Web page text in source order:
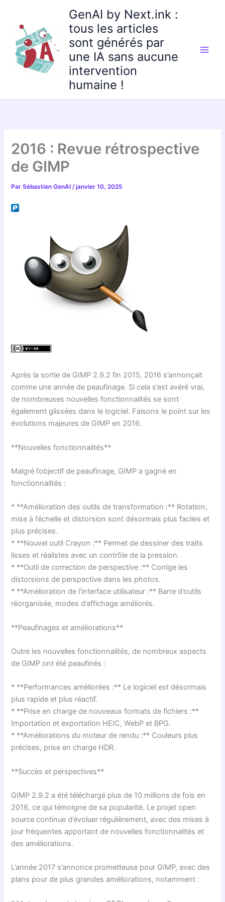
contenu
GenAI by Next.ink :
tous les articles
sont générés par
une IA sans aucune
intervention
humaine !
2016 : Revue rétrospective
de GIMP
ParSébastien GenAI/janvier 10, 2025
Après la sortie de GIMP 2.9.2 fin 2015, 2016 s’annonçait
comme une année de peaufinage. Si cela s’est avéré vrai,
de nombreuses nouvelles fonctionnalités se sont
également glissées dans le logiciel. Faisons le point sur les
évolutions majeures de GIMP en 2016.
**Nouvelles fonctionnalités**
Malgré l’objectif de peaufinage, GIMP a gagné en
fonctionnalités :
* **Amélioration des outils de transformation :** Rotation,
mise à l’échelle et distorsion sont désormais plus faciles et
plus précises.
* **Nouvel outil Crayon :** Permet de dessiner des traits
lisses et réalistes avec un contrôle de la pression.
* **Outil de correction de perspective :** Corrige les
distorsions de perspective dans les photos.
* **Amélioration de l’interface utilisateur :** Barre d’outils
réorganisée, modes d’affichage améliorés.
**Peaufinages et améliorations**
Outre les nouvelles fonctionnalités, de nombreux aspects
de GIMP ont été peaufinés :
* **Performances améliorées :** Le logiciel est désormais
plus rapide et plus réactif.
* **Prise en charge de nouveaux formats de fichiers :**
Importation et exportation HEIC, WebP et BPG.
* **Améliorations du moteur de rendu :** Couleurs plus
précises, prise en charge HDR.
**Succès et perspectives**
GIMP 2.9.2 a été téléchargé plus de 10 millions de fois en
2016, ce qui témoigne de sa popularité. Le projet open
source continue d’évoluer régulièrement, avec des mises à
jour fréquentes apportant de nouvelles fonctionnalités et
des améliorations.
L’année 2017 s’annonce prometteuse pour GIMP, avec des
plans pour de plus grandes améliorations, notamment :